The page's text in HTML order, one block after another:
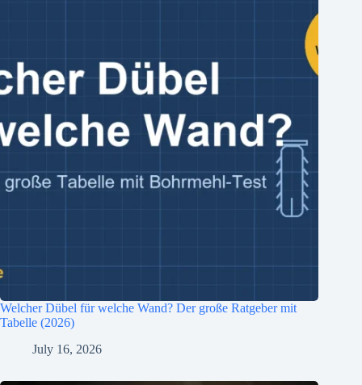
Welcher Dübel für welche Wand? Der große Ratgeber mit
Tabelle (2026)
July 16, 2026